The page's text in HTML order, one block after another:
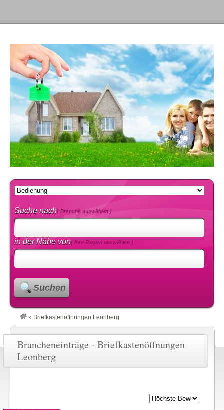
Suche nach( Branche auswählen )
in der Nähe von( Ihre Region auswählen )
Suchen
» Briefkastenöffnungen Leonberg
Brancheneinträge - Briefkastenöffnungen
Leonberg